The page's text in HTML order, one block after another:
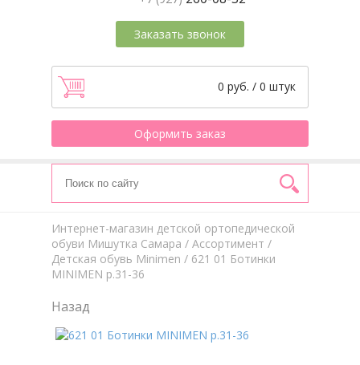
Заказать звонок
0 руб. / 0 штук
Оформить заказ
Интернет-магазин детской ортопедической
обуви Мишутка Самара / Aссортимент /
Детская обувь Minimen / 621 01 Ботинки
MINIMEN р.31-36
Назад